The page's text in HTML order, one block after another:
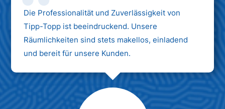
Die Professionalität und Zuverlässigkeit von
Tipp-Topp ist beeindruckend. Unsere
Räumlichkeiten sind stets makellos, einladend
und bereit für unsere Kunden.